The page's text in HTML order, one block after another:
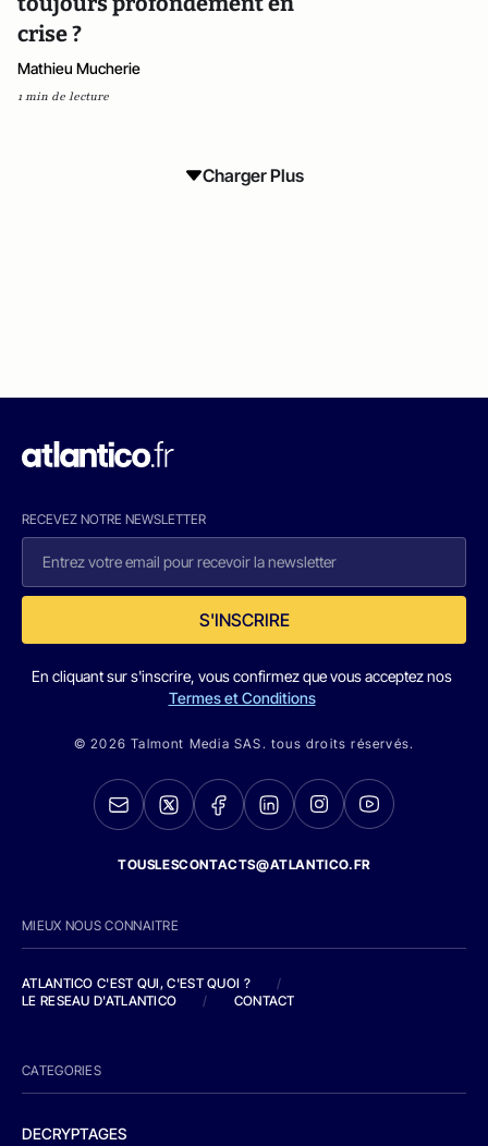
crise ?
Mathieu Mucherie
1 min de lecture
Charger Plus
RECEVEZ NOTRE NEWSLETTER
S'INSCRIRE
En cliquant sur s'inscrire, vous confirmez que vous acceptez nos
Termes et Conditions
© 2026 Talmont Media SAS. tous droits réservés.
TOUSLESCONTACTS@ATLANTICO.FR
MIEUX NOUS CONNAITRE
ATLANTICO C'EST QUI, C'EST QUOI ?
/
LE RESEAU D'ATLANTICO
/ CONTACT
CATEGORIES
DECRYPTAGES